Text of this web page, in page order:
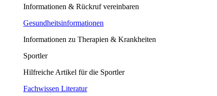
Informationen & Rückruf vereinbaren
Gesundheitsinformationen
Informationen zu Therapien & Krankheiten
Sportler
Hilfreiche Artikel für die Sportler
Fachwissen Literatur